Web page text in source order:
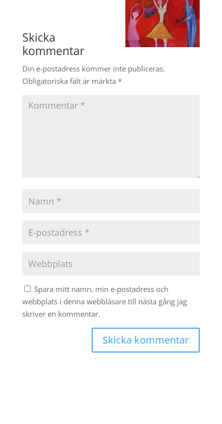
Skicka
kommentar
Din e-postadress kommer inte publiceras.
Obligatoriska fält är märkta *
Spara mitt namn, min e-postadress och
webbplats i denna webbläsare till nästa gång jag
skriver en kommentar.